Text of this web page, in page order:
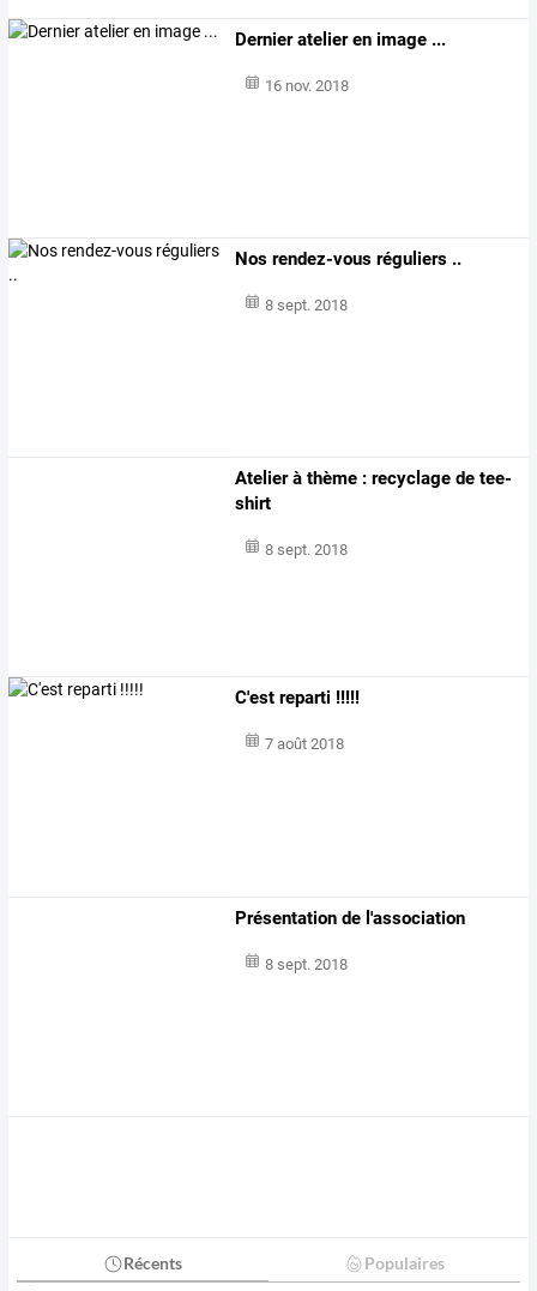
Dernier atelier en image ...
16 nov. 2018
Nos rendez-vous réguliers ..
8 sept. 2018
Atelier à thème : recyclage de tee-
shirt
8 sept. 2018
C'est reparti !!!!!
7 août 2018
Présentation de l'association
8 sept. 2018
Récents Populaires